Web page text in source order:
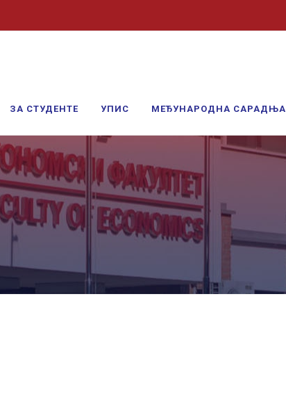
ЗА СТУДЕНТЕ УПИС МЕЂУНАРОДНА САРАДЊА